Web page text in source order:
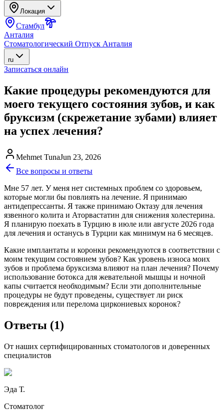
Локация
Стамбул
Анталия
Стоматологический Отпуск Анталия
ru
Записаться онлайн
Какие процедуры рекомендуются для
моего текущего состояния зубов, и как
бруксизм (скрежетание зубами) влияет
на успех лечения?
Mehmet TunaJun 23, 2026
Все вопросы и ответы
Мне 57 лет. У меня нет системных проблем со здоровьем,
которые могли бы повлиять на лечение. Я принимаю
антидепрессанты. Я также принимаю Октазу для лечения
язвенного колита и Аторвастатин для снижения холестерина.
Я планирую поехать в Турцию в июле или августе 2026 года
для лечения и останусь в Турции как минимум на 6 месяцев.
Какие имплантаты и коронки рекомендуются в соответствии с
моим текущим состоянием зубов? Как уровень износа моих
зубов и проблема бруксизма влияют на план лечения? Почему
использование ботокса для жевательной мышцы и ночной
капы считается необходимым? Если эти дополнительные
процедуры не будут проведены, существует ли риск
повреждения или перелома циркониевых коронок?
Ответы (1)
От наших сертифицированных стоматологов и доверенных
специалистов
Эда Т.
Стоматолог